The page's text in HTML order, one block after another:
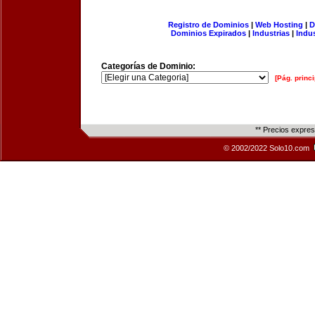
Registro de Dominios| Web Hosting |
Dominios Expirados | Industrias |
Categorías de Dominio:
[Pág.
** Precios
© 2002/2022 Solo10.com